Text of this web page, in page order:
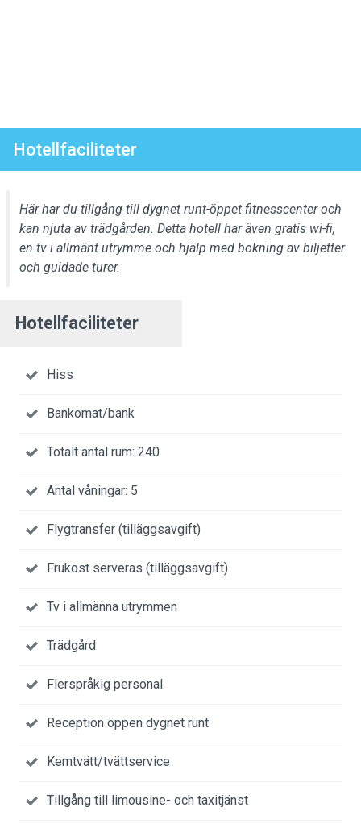
Hotellfaciliteter
Här har du tillgång till dygnet runt-öppet fitnesscenter och
kan njuta av trädgården. Detta hotell har även gratis wi-fi,
en tv i allmänt utrymme och hjälp med bokning av biljetter
och guidade turer.
Hotellfaciliteter
Hiss
Bankomat/bank
Totalt antal rum: 240
Antal våningar: 5
Flygtransfer (tilläggsavgift)
Frukost serveras (tilläggsavgift)
Tv i allmänna utrymmen
Trädgård
Flerspråkig personal
Reception öppen dygnet runt
Kemtvätt/tvättservice
Tillgång till limousine- och taxitjänst